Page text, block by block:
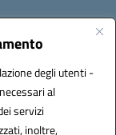
degli utenti -
al
servizi
inoltre,